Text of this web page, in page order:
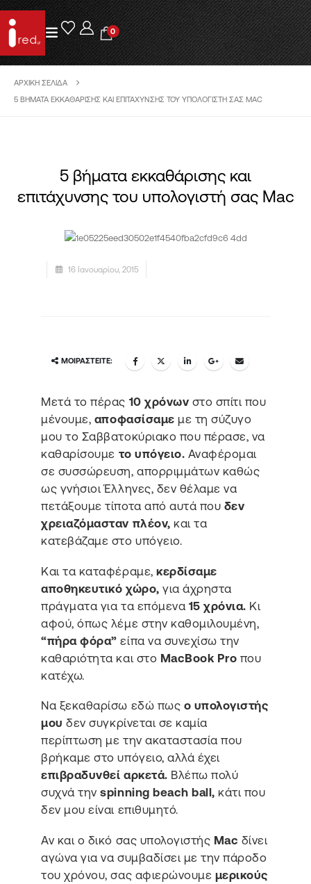
0
ΑΡΧΙΚΉ ΣΕΛΊΔΑ
5 ΒΉΜΑΤΑ ΕΚΚΑΘΆΡΙΣΗΣ ΚΑΙ ΕΠΙΤΆΧΥΝΣΗΣ ΤΟΥ ΥΠΟΛΟΓΙΣΤΉ ΣΑΣ MAC
5 βήματα εκκαθάρισης και
επιτάχυνσης του υπολογιστή σας Mac
16 Ιανουαρίου, 2015
ΜΟΙΡΑΣΤΕΊΤΕ:
Μετά το πέρας 10 χρόνων στο σπίτι που
μένουμε, αποφασίσαμε με τη σύζυγο
μου το Σαββατοκύριακο που πέρασε, να
καθαρίσουμε το υπόγειο. Αναφέρομαι
σε συσσώρευση, απορριμμάτων καθώς
ως γνήσιοι Έλληνες, δεν θέλαμε να
πετάξουμε τίποτα από αυτά που δεν
χρειαζόμασταν πλέον, και τα
κατεβάζαμε στο υπόγειο.
Και τα καταφέραμε,κερδίσαμε
αποθηκευτικό χώρο, για άχρηστα
πράγματα για τα επόμενα 15 χρόνια. Κι
αφού, όπως λέμε στην καθομιλουμένη,
“πήρα φόρα” είπα να συνεχίσω την
καθαριότητα και στο MacBook Pro που
κατέχω.
Να ξεκαθαρίσω εδώ πως ο υπολογιστής
μου δεν συγκρίνεται σε καμία
περίπτωση με την ακαταστασία που
βρήκαμε στο υπόγειο, αλλά έχει
επιβραδυνθεί αρκετά. Βλέπω πολύ
συχνά τηνspinning beach ball, κάτι που
δεν μου είναι επιθυμητό.
Αν και ο δικό σας υπολογιστής Mac δίνει
αγώνα για να συμβαδίσει με την πάροδο
του χρόνου, σας αφιερώνουμε μερικούς